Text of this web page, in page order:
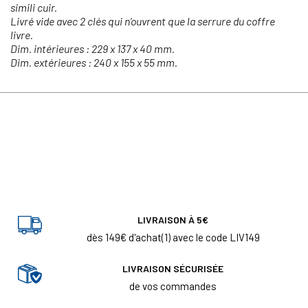
simili cuir.
Livré vide avec 2 clés qui n’ouvrent que la serrure du coffre
livre.
Dim. intérieures : 229 x 137 x 40 mm.
Dim. extérieures : 240 x 155 x 55 mm.
LIVRAISON À 5€
dès 149€ d'achat(1) avec le code LIV149
LIVRAISON SÉCURISÉE
de vos commandes